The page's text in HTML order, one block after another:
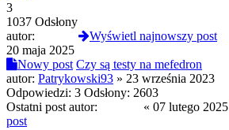
3
1037 Odsłony
autor:
Wyświetl najnowszy post
20 maja 2025
Nowy post Czy są testy na mefedron
autor: Patrykowski93 » 23 września 2023
Odpowiedzi: 3 Odsłony: 2603
Ostatni post autor:
« 07 lutego 2025
post